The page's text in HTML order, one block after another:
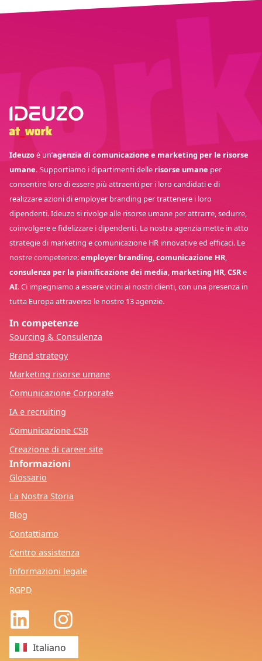
Ideuzoè un’agenzia di comunicazione e marketing per le risorse
umane. Supportiamo i dipartimenti delle risorse umane per
consentire loro di essere più attraenti per i loro candidati e di
realizzare azioni di employer branding per trattenere i loro
dipendenti. Ideuzo si rivolge alle risorse umane per attrarre, sedurre,
coinvolgere e fidelizzare i dipendenti. La nostra agenzia mette in atto
strategie di marketing e comunicazione HR innovative ed efficaci. Le
nostre competenze:employer branding,comunicazione HR,
consulenza per la pianificazione dei media, marketing HR,CSRe
AI. Ci impegniamo a essere vicini ai nostri clienti, con una presenza in
tutta Europa attraverso le nostre 13 agenzie.
In competenze
Sourcing & Consulenza
Brand strategy
Marketing risorse umane
Comunicazione Corporate
IA e recruiting
Comunicazione CSR
Creazione di career site
Informazioni
Glossario
La Nostra Storia
Blog
Contattiamo
Centro assistenza
Informazioni legale
RGPD
Italiano
Français